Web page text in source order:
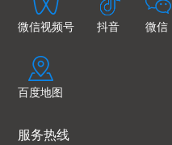
微信视频号 抖音 微信
百度地图
服务热线